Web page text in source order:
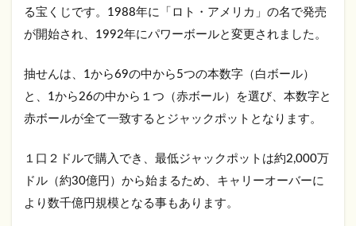
ロトブ
ックメ
ーカー
ンライ
ンで購
入する
1.3
の宝
には
どん
る宝くじです。1988年に「ロト・アメリカ」の名で発売
が開始され、1992年にパワーボールと変更されました。
抽せんは、1から69の中から5つの本数字（白ボール）
と、1から26の中から１つ（赤ボール）を選び、本数字と
赤ボールが全て一致するとジャックポットとなります。
１口２ドルで購入でき、最低ジャックポットは約2,000万
ドル（約30億円）から始まるため、キャリーオーバーに
より数千億円規模となる事もあります。